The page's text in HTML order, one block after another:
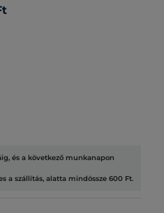
és a következő munkanapon
a szállítás, alatta mindössze 600 Ft.